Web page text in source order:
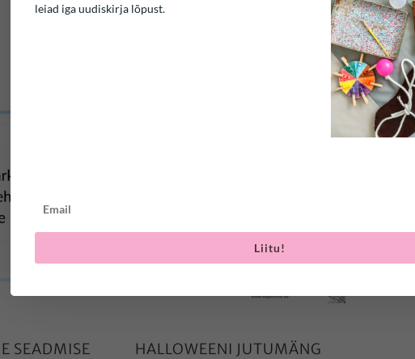
SEOTUD TOOTED
SEADMISE
HALLOWEENI JUTUMÄNG
leiad iga uudiskirja lõpust.
Liitu!